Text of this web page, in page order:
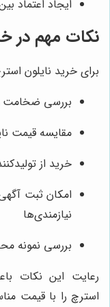
ایجاد اعتماد
نکات مهم در
برای خرید نایلون
بررسی ضخامت
مقایسه قیمت
خرید از
امکان ثبت
نیازمندی‌ها
بررسی نمونه
رعایت این نکات
استرچ را با قیمت